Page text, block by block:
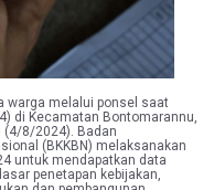
warga melalui ponsel saat
di Kecamatan Bontomarannu,
(4/8/2024). Badan
(BKKBN) melaksanakan
untuk mendapatkan data
penetapan kebijakan,